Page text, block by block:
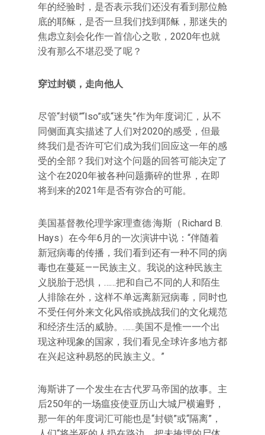
年的经验时，是否表示我们还没有看到那位舱
底的耶稣，是否一旦我们找到耶稣，那迷失的
焦虑立刻会化作一首信心之歌，2020年也就
没有那么不堪忍受了呢？
穿过封锁，走向他人
尽管“封锁”“Iso”或“迷失”作为年度词汇，从不
同侧面真实描述了人们对2020的感受，但最
终我们是否许可它们成为我们回应这一年的感
受的全部？我们对这个问题的回答可能决定了
这个在2020年被各种问题撕碎的世界，在即
将到来的2021年是否有弥合的可能。
美国基督教伦理学家理查德·海斯（Richard B.
Hays）在今年6月的一次演讲中说：“伴随着
新冠病毒的传播，我们看到还有一种不同的病
毒也在蔓延——民族主义。我说的这种民族主
义脱胎于恐惧，……把和自己不同的人和陌生
人排除在外，这样不单远离新冠病毒，同时也
不受任何外来文化风俗或挑战我们的文化规范
和经济生活的威胁。……美国不是惟一一个出
现这种现象的国家，我们看见全球许多地方都
在兴起这种易怒的民族主义。”
海斯讲了一个发生在古代罗马帝国的故事。主
后250年的一场瘟疫使亚历山大城尸横遍野，
那一年的年度词汇可能也是“封锁”或“隔离”，